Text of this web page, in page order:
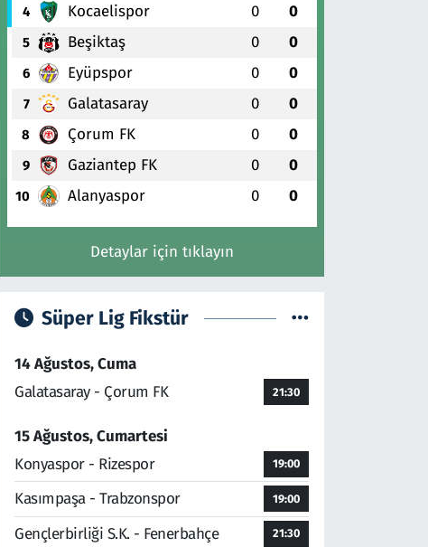
4 Kocaelispor 0 0
5 Beşiktaş 0 0
6 Eyüpspor 0 0
7 Galatasaray 0 0
8 Çorum FK 0 0
9 Gaziantep FK 0 0
10 Alanyaspor 0 0
Detaylar için tıklayın
Süper Lig Fikstür
14 Ağustos, Cuma
Galatasaray - Çorum FK
21:30
15 Ağustos, Cumartesi
Konyaspor - Rizespor
19:00
Kasımpaşa - Trabzonspor 19:00
Gençlerbirliği S.K. - Fenerbahçe 21:30